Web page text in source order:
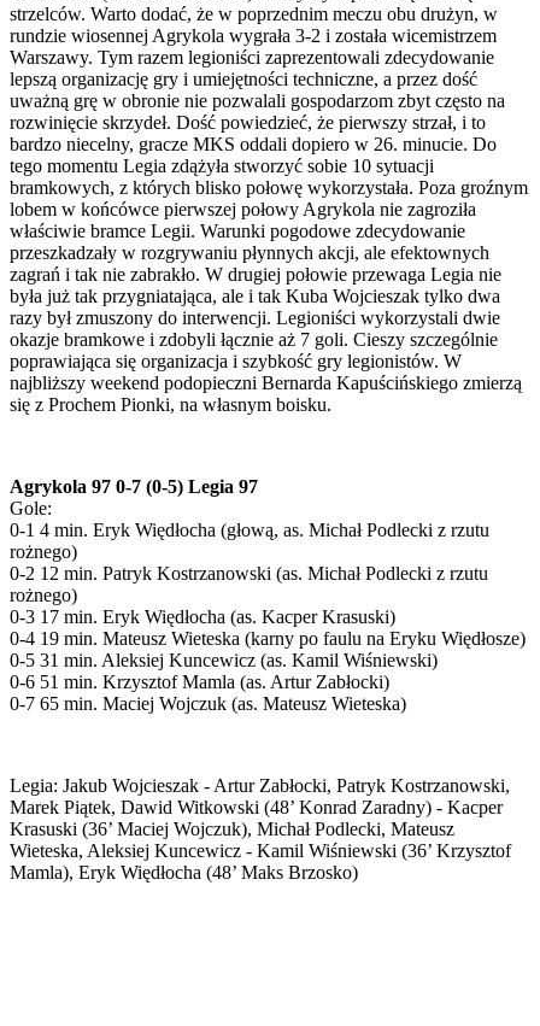
strzelców. Warto dodać, że w poprzednim meczu obu drużyn, w
rundzie wiosennej Agrykola wygrała 3-2 i została wicemistrzem
Warszawy. Tym razem legioniści zaprezentowali zdecydowanie
lepszą organizację gry i umiejętności techniczne, a przez dość
uważną grę w obronie nie pozwalali gospodarzom zbyt często na
rozwinięcie skrzydeł. Dość powiedzieć, że pierwszy strzał, i to
bardzo niecelny, gracze MKS oddali dopiero w 26. minucie. Do
tego momentu Legia zdążyła stworzyć sobie 10 sytuacji
bramkowych, z których blisko połowę wykorzystała. Poza groźnym
lobem w końcówce pierwszej połowy Agrykola nie zagroziła
właściwie bramce Legii. Warunki pogodowe zdecydowanie
przeszkadzały w rozgrywaniu płynnych akcji, ale efektownych
zagrań i tak nie zabrakło. W drugiej połowie przewaga Legia nie
była już tak przygniatająca, ale i tak Kuba Wojcieszak tylko dwa
razy był zmuszony do interwencji. Legioniści wykorzystali dwie
okazje bramkowe i zdobyli łącznie aż 7 goli. Cieszy szczególnie
poprawiająca się organizacja i szybkość gry legionistów. W
najbliższy weekend podopieczni Bernarda Kapuścińskiego zmierzą
się z Prochem Pionki, na własnym boisku.
Agrykola 97 0-7 (0-5) Legia 97
Gole:
0-1 4 min. Eryk Więdłocha (głową, as. Michał Podlecki z rzutu
rożnego)
0-2 12 min. Patryk Kostrzanowski (as. Michał Podlecki z rzutu
rożnego)
0-3 17 min. Eryk Więdłocha (as. Kacper Krasuski)
0-4 19 min. Mateusz Wieteska (karny po faulu na Eryku Więdłosze)
0-5 31 min. Aleksiej Kuncewicz (as. Kamil Wiśniewski)
0-6 51 min. Krzysztof Mamla (as. Artur Zabłocki)
0-7 65 min. Maciej Wojczuk (as. Mateusz Wieteska)
Legia: Jakub Wojcieszak - Artur Zabłocki, Patryk Kostrzanowski,
Marek Piątek, Dawid Witkowski (48’ Konrad Zaradny) - Kacper
Krasuski (36’ Maciej Wojczuk), Michał Podlecki, Mateusz
Wieteska, Aleksiej Kuncewicz - Kamil Wiśniewski (36’ Krzysztof
Mamla), Eryk Więdłocha (48’ Maks Brzosko)